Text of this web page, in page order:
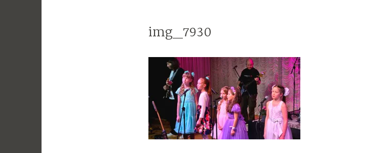
img_7930